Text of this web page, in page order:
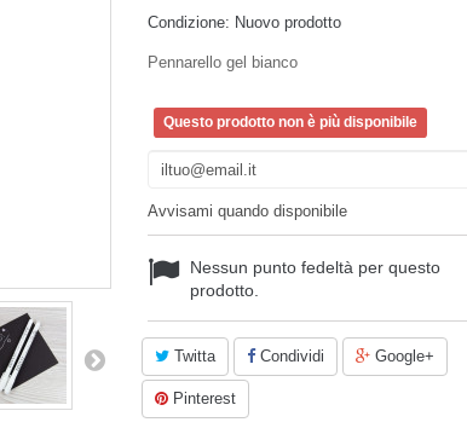
Condizione: Nuovo prodotto
Pennarello gel bianco
Questo prodotto non è più disponibile
Avvisami quando disponibile
Nessun punto fedeltà per questo
prodotto.
Twitta Condividi Google+
Pinterest